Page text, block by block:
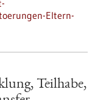
Eltern-
Teilhabe,